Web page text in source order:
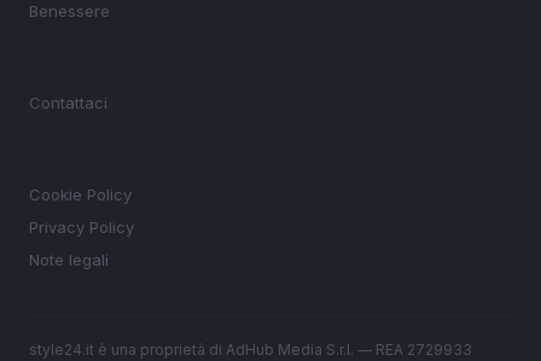
Benessere
Contattaci
Cookie Policy
Privacy Policy
Note legali
style24.it è una proprietà di AdHub Media S.r.l. — REA 2729933